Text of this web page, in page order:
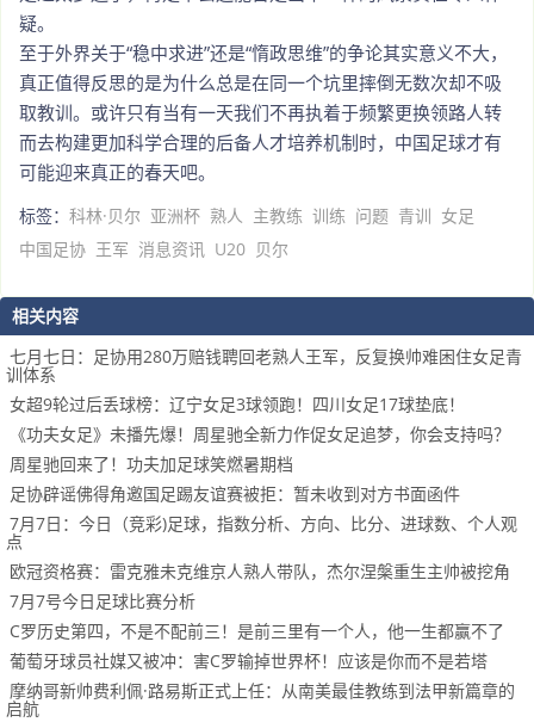
疑。
至于外界关于“稳中求进”还是“惰政思维”的争论其实意义不大，
真正值得反思的是为什么总是在同一个坑里摔倒无数次却不吸
取教训。或许只有当有一天我们不再执着于频繁更换领路人转
而去构建更加科学合理的后备人才培养机制时，中国足球才有
可能迎来真正的春天吧。
标签： 科林·贝尔 亚洲杯 熟人 主教练 训练 问题 青训 女足
中国足协 王军 消息资讯 U20 贝尔
相关内容
七月七日：足协用280万赔钱聘回老熟人王军，反复换帅难困住女足青
训体系
女超9轮过后丢球榜：辽宁女足3球领跑！四川女足17球垫底！
《功夫女足》未播先爆！周星驰全新力作促女足追梦，你会支持吗？
周星驰回来了！功夫加足球笑燃暑期档
足协辟谣佛得角邀国足踢友谊赛被拒：暂未收到对方书面函件
7月7日：今日（竞彩)足球，指数分析、方向、比分、进球数、个人观
点
欧冠资格赛：雷克雅未克维京人熟人带队，杰尔涅槃重生主帅被挖角
7月7号今日足球比赛分析
C罗历史第四，不是不配前三！是前三里有一个人，他一生都赢不了
葡萄牙球员社媒又被冲：害C罗输掉世界杯！应该是你而不是若塔
摩纳哥新帅费利佩·路易斯正式上任：从南美最佳教练到法甲新篇章的
启航